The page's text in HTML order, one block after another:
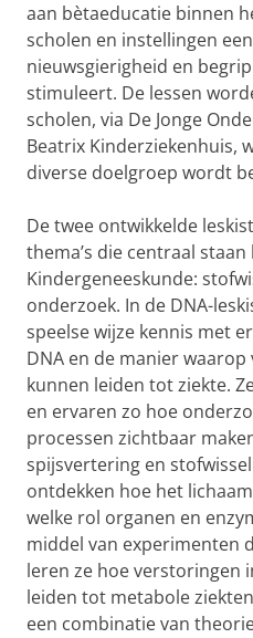
aan bètaeducatie binnen
scholen en instellingen
nieuwsgierigheid en
stimuleert. De lessen
scholen, via De Jonge
Beatrix Kinderziekenhuis,
diverse doelgroep wordt
De twee ontwikkelde
thema’s die centraal
Kindergeneeskunde:
onderzoek. In de DNA-
speelse wijze kennis met
DNA en de manier
kunnen leiden tot ziekte.
en ervaren zo hoe
processen zichtbaar
spijsvertering en
ontdekken hoe het
welke rol organen en
middel van experimenten
leren ze hoe verstoringen
leiden tot metabole
een combinatie van